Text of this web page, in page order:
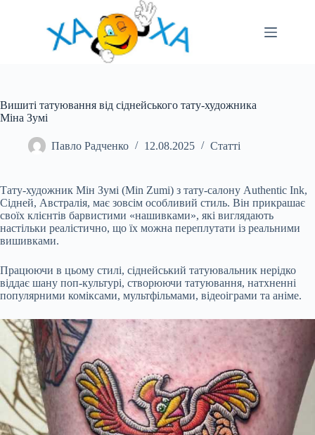
Вишиті татуювання від сіднейського тату-художника
Міна Зумі
Павло Радченко 12.08.2025 Статті
Тату-художник Мін Зумі (Min Zumi) з тату-салону Authentic Ink,
Сідней, Австралія, має зовсім особливий стиль. Він прикрашає
своїх клієнтів барвистими «нашивками», які виглядають
настільки реалістично, що їх можна переплутати із реальними
вишивками.
Працюючи в цьому стилі, сіднейський татуювальник нерідко
віддає шану поп-культурі, створюючи татуювання, натхненні
популярними коміксами, мультфільмами, відеоіграми та аніме.